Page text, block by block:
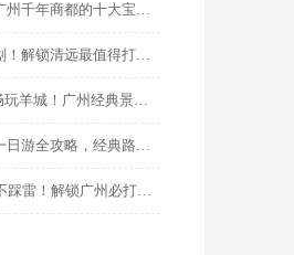
必看！解锁广州千年商都的十大宝藏打卡地，一日游/周末游攻略
周末逃离计划！解锁清远最值得打卡的十大秘境（广州出发2天1夜 ...
✨三天两夜畅玩羊城！广州经典景点+美食全攻略
深圳梧桐山一日游全攻略，经典路线+隐藏玩法解锁
3天2夜畅玩不踩雷！解锁广州必打卡的10大宝藏景点